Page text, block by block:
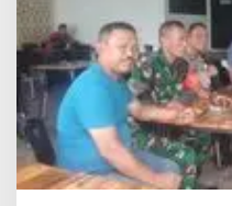
S
e
i
S
i
k
a
m
b
i